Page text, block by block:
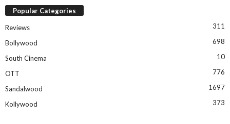
Popular Categories
Reviews 311
Bollywood 698
South Cinema 10
OTT 776
Sandalwood 1697
Kollywood 373